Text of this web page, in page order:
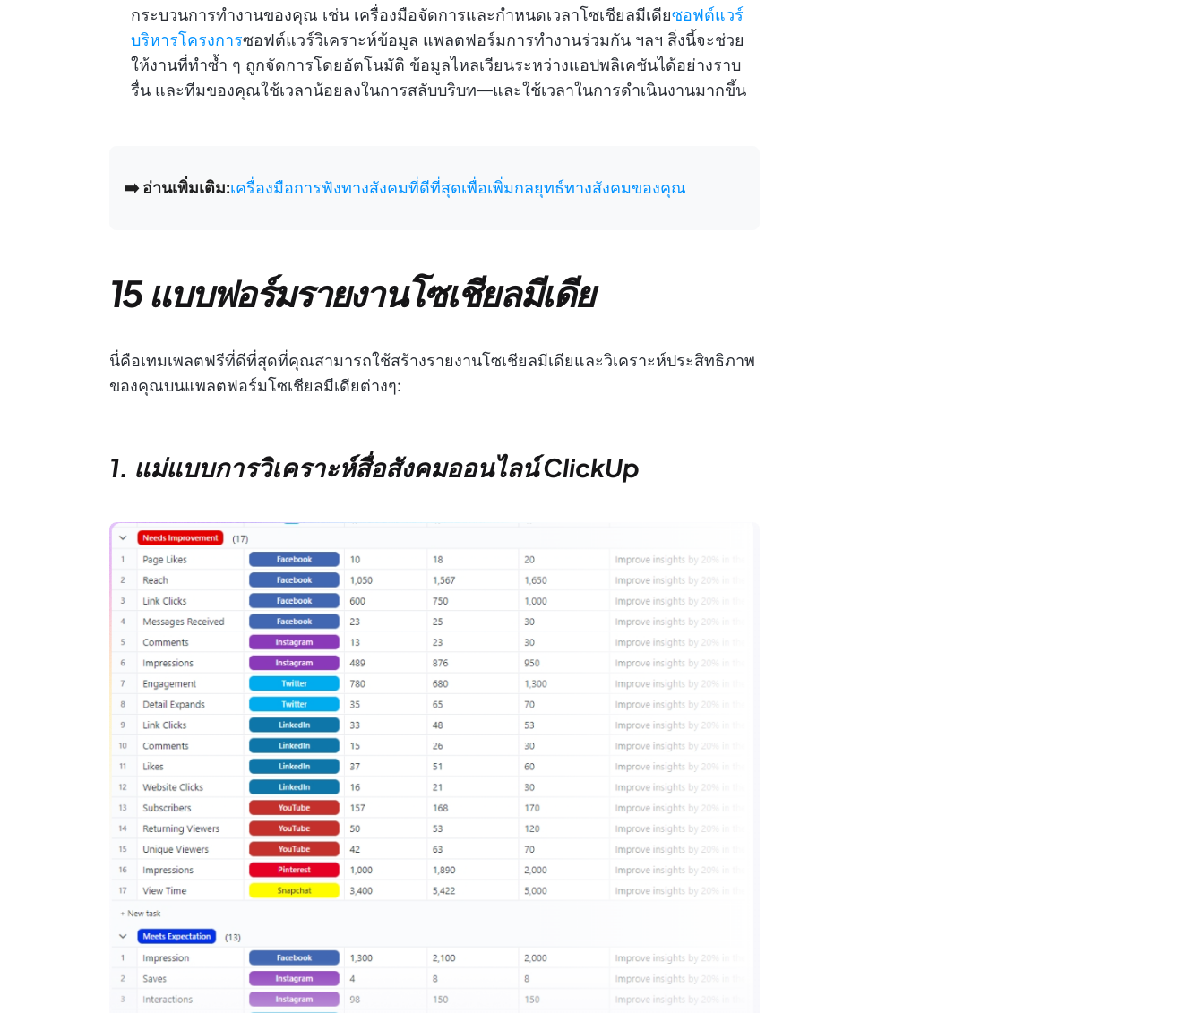
กระบวนการทำงานของคุณ เช่น เครื่องมือจัดการและกำหนดเวลาโซเชียลมีเดียซอฟต์แวร์
บริหารโครงการซอฟต์แวร์วิเคราะห์ข้อมูล แพลตฟอร์มการทำงานร่วมกัน ฯลฯ สิ่งนี้จะช่วย
ให้งานที่ทำซ้ำ ๆ ถูกจัดการโดยอัตโนมัติ ข้อมูลไหลเวียนระหว่างแอปพลิเคชันได้อย่างราบ
รื่น และทีมของคุณใช้เวลาน้อยลงในการสลับบริบท—และใช้เวลาในการดำเนินงานมากขึ้น
➡️ อ่านเพิ่มเติม:เครื่องมือการฟังทางสังคมที่ดีที่สุดเพื่อเพิ่มกลยุทธ์ทางสังคมของคุณ
15 แบบฟอร์มรายงานโซเชียลมีเดีย
นี่คือเทมเพลตฟรีที่ดีที่สุดที่คุณสามารถใช้สร้างรายงานโซเชียลมีเดียและวิเคราะห์ประสิทธิภาพ
ของคุณบนแพลตฟอร์มโซเชียลมีเดียต่างๆ:
1. แม่แบบการวิเคราะห์สื่อสังคมออนไลน์ ClickUp